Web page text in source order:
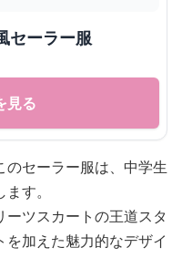
セーラー服
見る
セーラー服は、中学生
す。
ツスカートの王道スタ
加えた魅力的なデザイ